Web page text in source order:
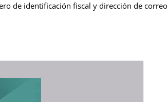
de identificación fiscal y dirección de correo